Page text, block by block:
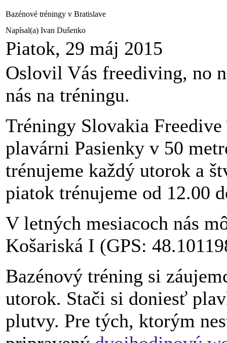
Bazénové tréningy v Bratislave
Napísal(a) Ivan Dušenko
Piatok, 29 máj 2015
Oslovil Vás freediving, no
nás na tréningu.
Tréningy Slovakia
plavárni Pasienky v 50
trénujeme každý utorok a
piatok trénujeme od 12.00
V letných mesiacoch nás
Košariská I (GPS:
Bazénový tréning si
utorok. Stači si doniesť
plutvy. Pre tých, ktorým